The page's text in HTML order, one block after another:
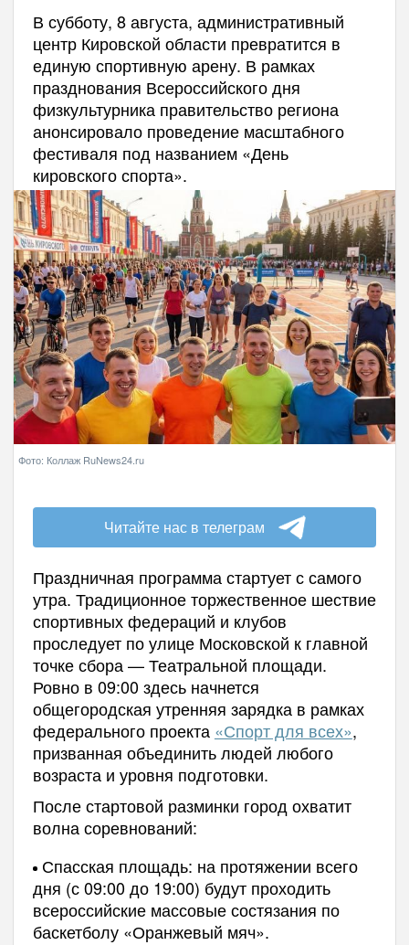
В субботу, 8 августа, административный
центр Кировской области превратится в
единую спортивную арену. В рамках
празднования Всероссийского дня
физкультурника правительство региона
анонсировало проведение масштабного
фестиваля под названием «День
кировского спорта».
Фото: Коллаж RuNews24.ru
Читайте нас в телеграм
Праздничная программа стартует с самого
утра. Традиционное торжественное шествие
спортивных федераций и клубов
проследует по улице Московской к главной
точке сбора — Театральной площади.
Ровно в 09:00 здесь начнется
общегородская утренняя зарядка в рамках
федерального проекта «Спорт для всех»,
призванная объединить людей любого
возраста и уровня подготовки.
После стартовой разминки город охватит
волна соревнований:
Спасская площадь: на протяжении всего
дня (с 09:00 до 19:00) будут проходить
всероссийские массовые состязания по
баскетболу «Оранжевый мяч».